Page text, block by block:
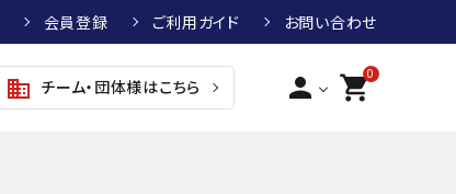
会員登録 ご利用ガイド お問い合わせ
business チーム・団体様はこちら person 0
shopping_cart